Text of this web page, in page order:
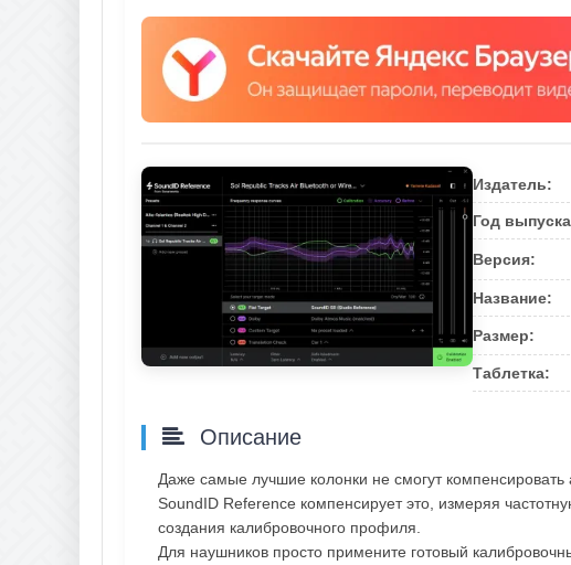
Издатель:
Год
Версия:
Название:
Размер:
Таблетка:
Описание
Даже самые лучшие колонки не смогут компенсировать
SoundID Reference компенсирует это, измеряя
создания калибровочного профиля.
Для наушников просто примените готовый